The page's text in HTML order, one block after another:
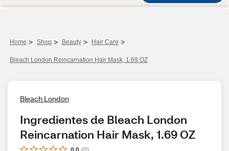
Home > Shop > Beauty > Hair Care >
Bleach London Reincarnation Hair Mask, 1.69 OZ
Bleach London
Ingredientes de Bleach London
Reincarnation Hair Mask, 1.69 OZ